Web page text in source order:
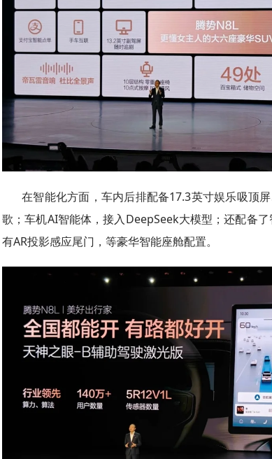
在智能化方面，车内后排配备17.3英寸娱乐吸顶
歌；车机AI智能体，接入DeepSeek大模型；还配备
有AR投影感应尾门，等豪华智能座舱配置。